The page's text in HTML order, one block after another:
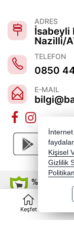
Keşfet
ADRES
İsabeyli
Nazilli/
TELEFON
0850
E-MAIL
Copyright 2026
Kredi kartı bilgileriniz
Kişisel
Gizlilik